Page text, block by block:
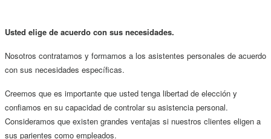
Usted elige de acuerdo con sus necesidades.
Nosotros contratamos y formamos a los asistentes personales de acuerdo
con sus necesidades específicas.
Creemos que es importante que usted tenga libertad de elección y
confiamos en su capacidad de controlar su asistencia personal.
Consideramos que existen grandes ventajas si nuestros clientes eligen a
sus parientes como empleados.